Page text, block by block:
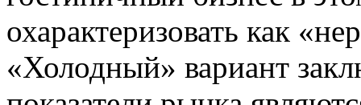
охарактеризовать как
«Холодный» вариант